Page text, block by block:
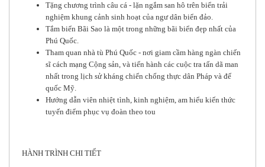
Tặng chương trình câu cá - lặn ngắm san hô trên biển trải
nghiệm khung cảnh sinh hoạt của ngư dân biển đảo.
Tắm biển Bãi Sao là một trong những bãi biển đẹp nhất của
Phú Quốc.
Tham quan nhà tù Phú Quốc - nơi giam cầm hàng ngàn chiến
sĩ cách mạng Cộng sản, và tiến hành các cuộc tra tấn dã man
nhất trong lịch sử kháng chiến chống thực dân Pháp và đế
quốc Mỹ.
Hướng dẫn viên nhiệt tình, kinh nghiệm, am hiểu kiến thức
tuyến điểm phục vụ đoàn theo tou
HÀNH TRÌNH CHI TIẾT